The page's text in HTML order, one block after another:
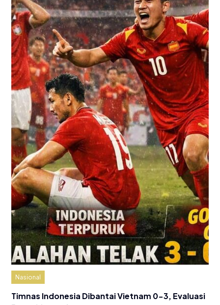
Nasional
Timnas Indonesia Dibantai Vietnam 0-3, Evaluasi